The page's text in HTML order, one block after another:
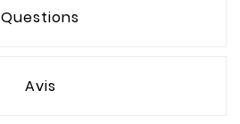
Questions
Avis